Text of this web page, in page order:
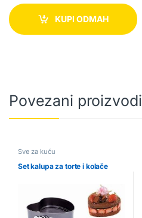
KUPI ODMAH
Povezani proizvodi
Sve za kuću
Set kalupa za torte i kolače